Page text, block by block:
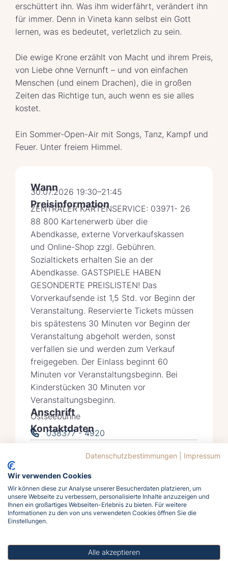
erschüttert ihn. Was ihm widerfährt, verändert ihn
für immer. Denn in Vineta kann selbst ein Gott
lernen, was es bedeutet, verletzlich zu sein.
Die ewige Krone erzählt von Macht und ihrem Preis,
von Liebe ohne Vernunft – und von einfachen
Menschen (und einem Drachen), die in großen
Zeiten das Richtige tun, auch wenn es sie alles
kostet.
Ein Sommer-Open-Air mit Songs, Tanz, Kampf und
Feuer. Unter freiem Himmel.
Wann
30.07.2026 19:30–21:45
Preisinformation
ZENTRALER KARTENSERVICE: 03971- 26
88 800 Kartenerwerb über die
Abendkasse, externe Vorverkaufskassen
und Online-Shop zzgl. Gebühren.
Sozialtickets erhalten Sie an der
Abendkasse. GASTSPIELE HABEN
GESONDERTE PREISLISTEN! Das
Vorverkaufsende ist 1,5 Std. vor Beginn der
Veranstaltung. Reservierte Tickets müssen
bis spätestens 30 Minuten vor Beginn der
Veranstaltung abgeholt werden, sonst
verfallen sie und werden zum Verkauf
freigegeben. Der Einlass beginnt 60
Minuten vor Veranstaltungsbeginn. Bei
Kinderstücken 30 Minuten vor
Veranstaltungsbeginn.
Anschrift
Ostseebühne
Kontaktdaten
038377 - 4920
info@kv-zinnowitz.deDatenschutzbestimmungen Impressum
Wir verwenden Cookies
Wir können diese zur Analyse unserer Besucherdaten platzieren, um
unsere Webseite zu verbessern, personalisierte Inhalte anzuzeigen und
Ihnen ein großartiges Webseiten-Erlebnis zu bieten. Für weitere
Informationen zu den von uns verwendeten Cookies öffnen Sie die
Einstellungen.
Alle akzeptieren